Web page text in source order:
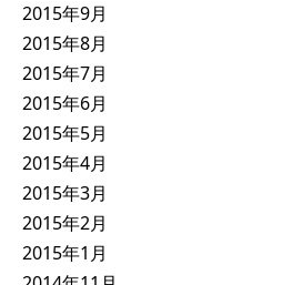
2015年9月
2015年8月
2015年7月
2015年6月
2015年5月
2015年4月
2015年3月
2015年2月
2015年1月